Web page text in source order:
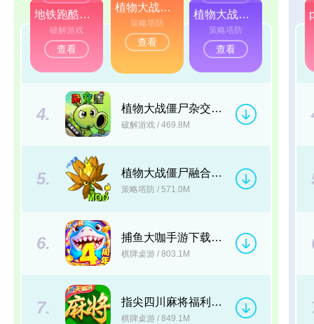
植物大战僵尸融合版二创内置菜单(PlantsVsZombiesRH-Mod)v3.8.1
策略塔防
查看
地铁跑酷国际服破解版下载(Subway Surf)v3.67.0
破解游戏
查看
植物大战僵尸杂交版重制版手机版下载v0.25.5
策略塔防
查看
4. 植物大战僵尸杂交版破解版手机下载(Plants vs Zombies Super Hybrid)v0.25.5.0
破解游戏 / 469.8M
5. 植物大战僵尸融合版高数带我飞内置MOD菜单(PlantsVsZombiesRH-Mod)v3.8.1
策略塔防 / 571.0M
6. 捕鱼大咖手游下载安装正版v155
棋牌桌游 / 803.1M
7. 指尖四川麻将福利回馈最新版本v7.20.861
棋牌桌游 / 849.1M